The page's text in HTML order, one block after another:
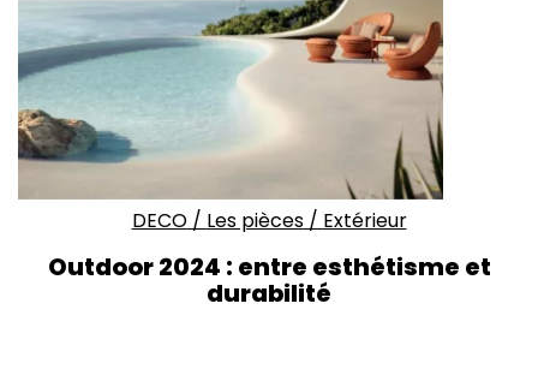
DECO/ Les pièces/ Extérieur
Outdoor 2024 : entre esthétisme et
durabilité